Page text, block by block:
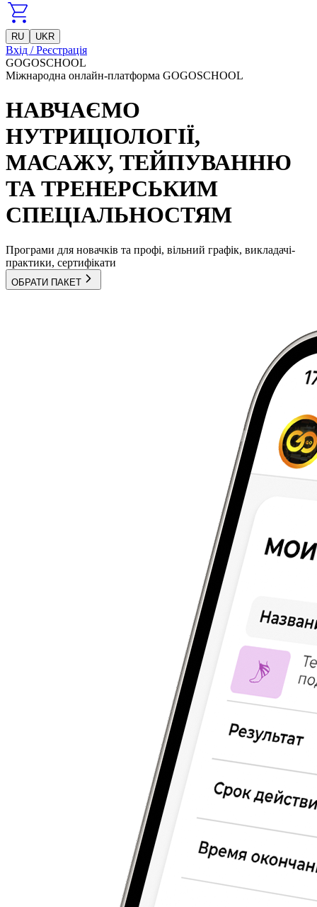
RU UKR
Вхід / Реєстрація
GOGOSCHOOL
Міжнародна онлайн-платформа GOGOSCHOOL
НАВЧАЄМО
НУТРИЦІОЛОГІЇ,
МАСАЖУ, ТЕЙПУВАННЮ
ТА ТРЕНЕРСЬКИМ
СПЕЦІАЛЬНОСТЯМ
Програми для новачків та профі, вільний графік, викладачі-
практики, сертифікати
ОБРАТИ ПАКЕТ